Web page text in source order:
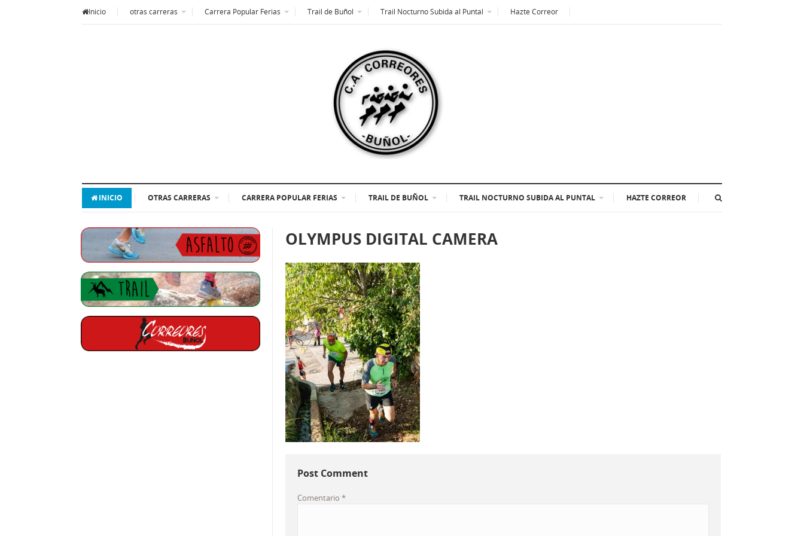
Inicio otras carreras Carrera Popular Ferias Trail de Buñol Trail Nocturno Subida al Puntal Hazte Correor
INICIO OTRAS CARRERAS CARRERA POPULAR FERIAS TRAIL DE BUÑOL TRAIL NOCTURNO SUBIDA AL PUNTAL HAZTE CORREOR
OLYMPUS DIGITAL CAMERA
Post Comment
Comentario *